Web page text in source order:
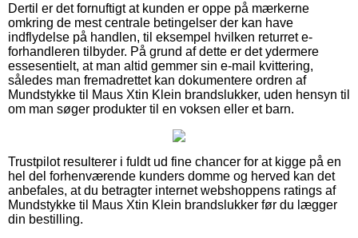
Dertil er det fornuftigt at kunden er oppe på mærkerne
omkring de mest centrale betingelser der kan have
indflydelse på handlen, til eksempel hvilken returret e-
forhandleren tilbyder. På grund af dette er det ydermere
essesentielt, at man altid gemmer sin e-mail kvittering,
således man fremadrettet kan dokumentere ordren af
Mundstykke til Maus Xtin Klein brandslukker, uden hensyn til
om man søger produkter til en voksen eller et barn.
Trustpilot resulterer i fuldt ud fine chancer for at kigge på en
hel del forhenværende kunders domme og herved kan det
anbefales, at du betragter internet webshoppens ratings af
Mundstykke til Maus Xtin Klein brandslukker før du lægger
din bestilling.